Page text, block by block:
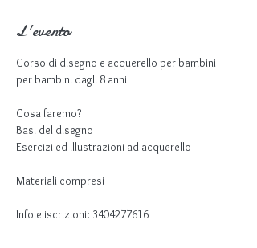
L'evento
Corso di disegno e acquerello per bambini
per bambini dagli 8 anni
Cosa faremo?
Basi del disegno
Esercizi ed illustrazioni ad acquerello
Materiali compresi
Info e iscrizioni: 3404277616